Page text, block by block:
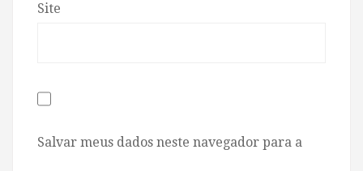
Site
Salvar meus dados neste navegador para a